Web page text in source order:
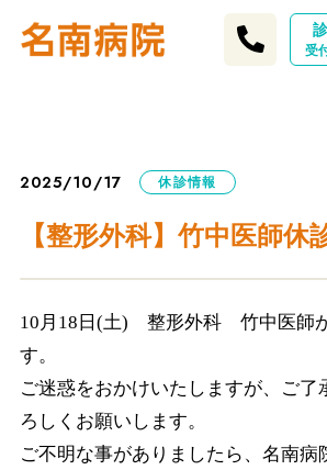
受
2025/10/17 休診情報
【整形外科】竹中医師休
10月18日(土) 整形外科 竹中医師
す。
ご迷惑をおかけいたしますが、ご了
ろしくお願いします。
ご不明な事がありましたら、名南病